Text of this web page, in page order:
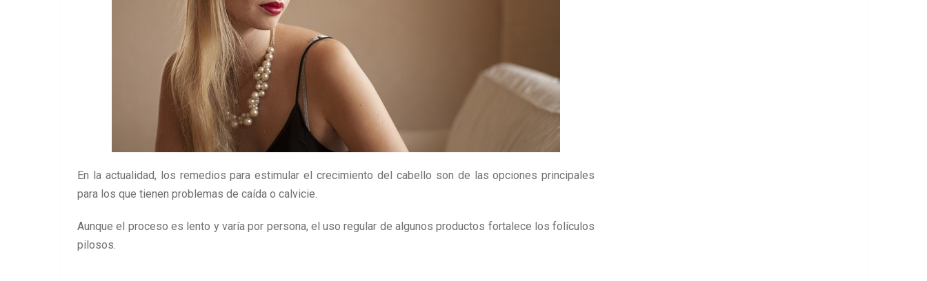
En la actualidad, los remedios para estimular el crecimiento del cabello son de las opciones principales
para los que tienen problemas de caída o calvicie.
Aunque el proceso es lento y varía por persona, el uso regular de algunos productos fortalece los folículos
pilosos.